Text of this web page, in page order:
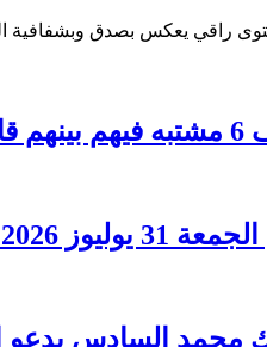
راقي يعكس بصدق
بعدد من الأقاليم